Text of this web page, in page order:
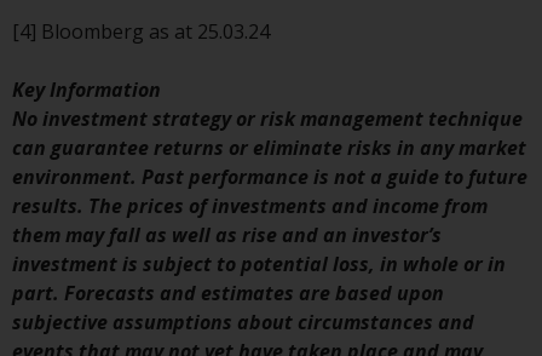
von Redwheel Funds, auf die auf
werden nur durch den aktuellen
Verkaufsprospekt angeboten. Der
Verkaufsprospekt enthält
vollständigere Informationen
über die Teilfonds, einschließlich
der Anlageziele, Gebühren und
Ausgaben. Der Verkaufsprospekt
und andere Informationen zu den
Teilfonds werden jedoch nicht
[4] Bloomberg as at 25.03.24
Key Information
No investment strategy or risk management technique
can guarantee returns or eliminate risks in any market
environment. Past performance is not a guide to future
results. The prices of investments and income from
them may fall as well as rise and an investor’s
investment is subject to potential loss, in whole or in
part. Forecasts and estimates are based upon
subjective assumptions about circumstances and